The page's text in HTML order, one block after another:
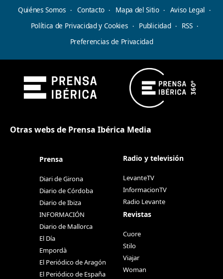
Quiénes Somos Contacto Mapa del Sitio
Aviso Legal
Política de Privacidad y Cookies
Publicidad
RSS
Preferencias de Privacidad
Otras webs de Prensa Ibérica Media
Prensa
Diari de Girona
Diario de Córdoba
Diario de Ibiza
INFORMACIÓN
Diario de Mallorca
El Día
Empordà
El Periódico de Aragón
El Periódico de España
Radio y televisión
LevanteTV
InformacionTV
Radio Levante
Revistas
Cuore
Stilo
Viajar
Woman